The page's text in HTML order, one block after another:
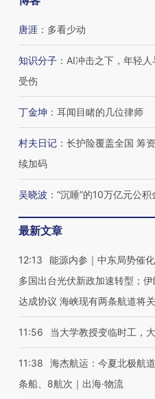
广】走进第四届链博
，让数智科技“链”接产
唐涯 ： 多看少动
知识分子 ： AI冲击之下，年轻
受伤
丁金坤 ： 耳闻目睹的几位律师
村夫日记 ： 长护险覆盖全国 筹
续加码
吴晓波 ： “沉睡”的10万亿元公积
最新文章
12:13
能源内参｜中东局势催
多国出台光伏新政加速转型；
达成协议 海峡现有两条航道将
11:56 当大学教授变临时工，
11:38
海杰航运：今夏北极航
条船、8航次｜出海·物流